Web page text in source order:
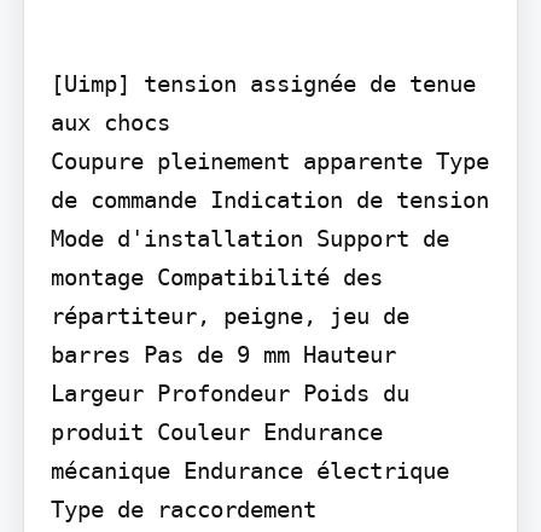
[Uimp] tension assignée de tenue
aux chocs
Coupure pleinement apparente Type
de commande Indication de tension
Mode d'installation Support de
montage Compatibilité des
répartiteur, peigne, jeu de
barres Pas de 9 mm Hauteur
Largeur Profondeur Poids du
produit Couleur Endurance
mécanique Endurance électrique
Type de raccordement